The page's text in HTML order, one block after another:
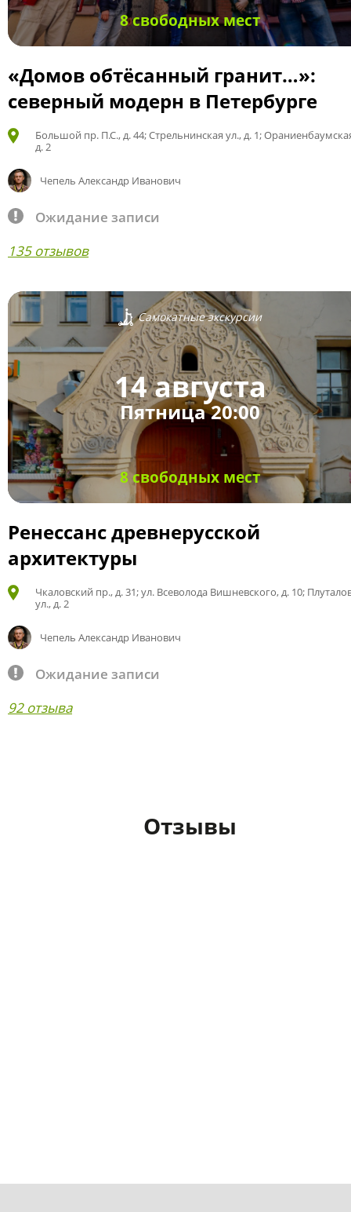
8 свободных мест
«Домов обтёсанный гранит…»:
северный модерн в Петербурге
Большой пр. П.С., д. 44; Стрельнинская ул., д. 1;
д. 2
Чепель Александр Иванович
Ожидание записи
135 отзывов
Самокатные экскурсии
14 августа
Пятница 20:00
8 свободных мест
Ренессанс древнерусской
архитектуры
Чкаловский пр., д. 31; ул. Всеволода Вишневского, д. 10;
ул., д. 2
Чепель Александр Иванович
Ожидание записи
92 отзыва
Отзывы